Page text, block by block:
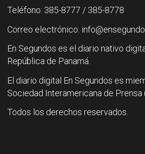
Teléfono: 385-8777 / 385-8778
Correo electrónico:
En Segundos es el diario nativo
República de Panamá.
El diario digital En Segundos es
Sociedad Interamericana de Prensa
Todos los derechos reservados.